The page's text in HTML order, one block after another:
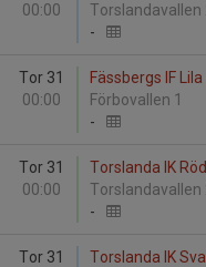
00:00
Torslandavallen
-
Tor 31
00:00
Fässbergs IF
Förbovallen 1
-
Tor 31
00:00
Torslanda IK
Torslandavallen
-
Tor 31
Torslanda IK